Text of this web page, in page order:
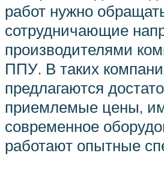
работ нужно
сотрудничающие
производителями
ППУ. В таких
предлагаются
приемлемые цены,
современное
работают опытные